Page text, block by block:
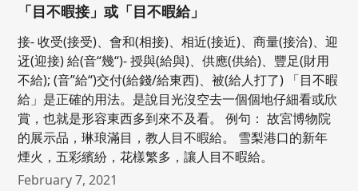
「目不暇接」或「目不暇給」
接- 收受(接受)、會和(相接)、相近(接近)、商量(接洽)、迎
迓(迎接) 給(音“幾“)- 授與(給與)、供應(供給)、豐足(財用
不給); (音”給“)交付(給錢/給東西)、被(給人打了) 「目不暇
給」是正確的用法。是說目光沒空去一個個地仔細看或欣
賞，也就是形容東西多到來不及看。 例句： 故宮博物院
的展示品，琳琅滿目，教人目不暇給。 雪梨港口的新年
煙火，五彩繽紛，花樣繁多，讓人目不暇給。
February 7, 2021